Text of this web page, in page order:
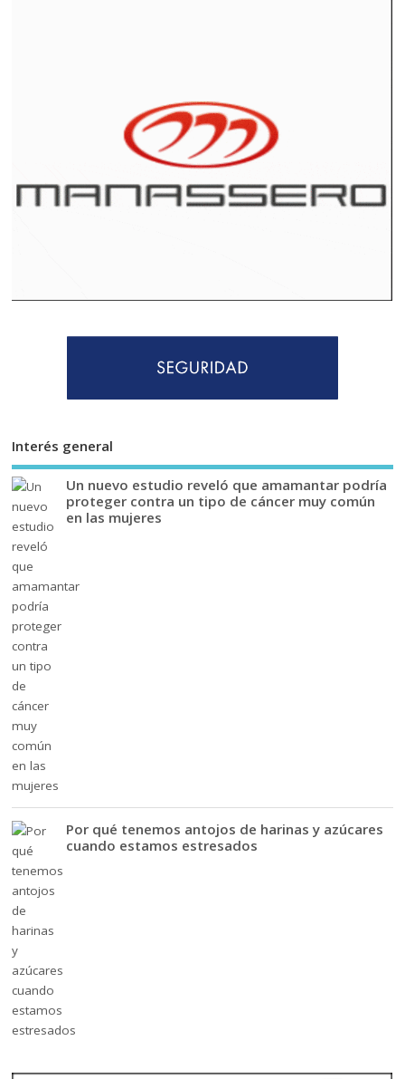
Interés general
Un nuevo estudio reveló que amamantar podría
proteger contra un tipo de cáncer muy común
en las mujeres
Por qué tenemos antojos de harinas y azúcares
cuando estamos estresados